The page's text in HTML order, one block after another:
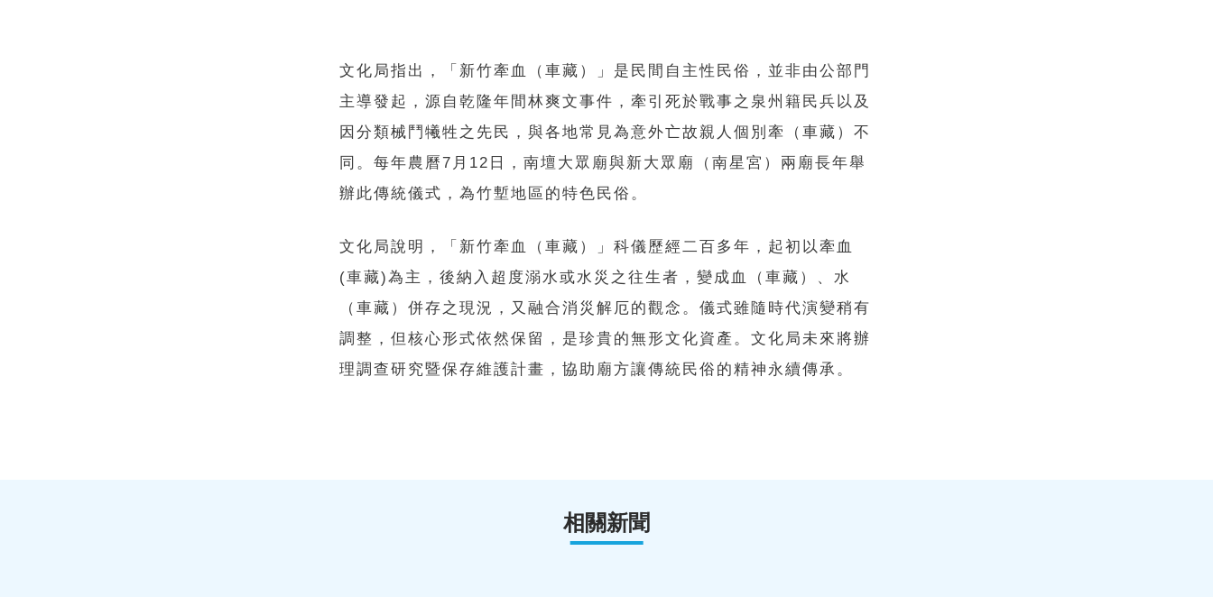
文化局指出，「新竹牽血（車藏）」是民間自主性民俗，並非由公部門
主導發起，源自乾隆年間林爽文事件，牽引死於戰事之泉州籍民兵以及
因分類械鬥犧牲之先民，與各地常見為意外亡故親人個別牽（車藏）不
同。每年農曆7月12日，南壇大眾廟與新大眾廟（南星宮）兩廟長年舉
辦此傳統儀式，為竹塹地區的特色民俗。
文化局說明，「新竹牽血（車藏）」科儀歷經二百多年，起初以牽血
(車藏)為主，後納入超度溺水或水災之往生者，變成血（車藏）、水
（車藏）併存之現況，又融合消災解厄的觀念。儀式雖隨時代演變稍有
調整，但核心形式依然保留，是珍貴的無形文化資產。文化局未來將辦
理調查研究暨保存維護計畫，協助廟方讓傳統民俗的精神永續傳承。
相關新聞